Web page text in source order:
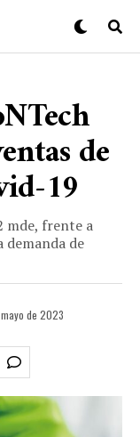
de
19
mde, frente a
demanda de
de 2023